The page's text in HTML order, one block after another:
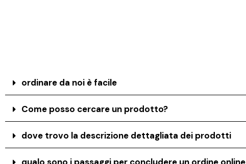
ordinare da noi è facile
Come posso cercare un prodotto?
dove trovo la descrizione dettagliata dei prodotti